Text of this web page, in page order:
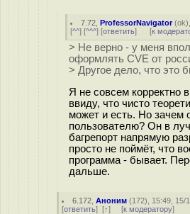
7.72 ,ProfessorNavigator(ok
[^^] [^^^] [ответить] [к
> Не верно - у меня
оформлять CVE от
> Другое дело, что это
Я не совсем корректно
ввиду, что чисто
может и есть. Но зачем
пользователю? Он в
багрепорт напрямую
просто не поймёт, что
программа - бывает.
дальше.
6.172 ,Аноним (172), 15:49, 15/
[ответить] [↑] [к модератору]